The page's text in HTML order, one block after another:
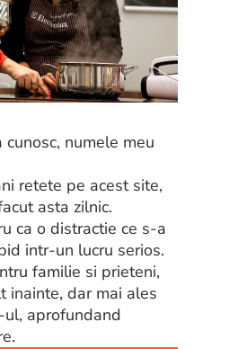
numele meu
retete pe acest site,
asta zilnic.
ca o distractie ce s-a
intr-un lucru serios.
familie si prieteni,
inainte, dar mai ales
aprofundand